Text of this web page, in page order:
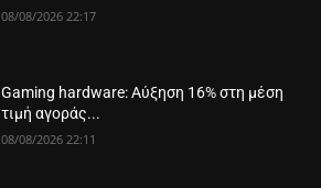
08/08/2026 22:17
Gaming hardware: Αύξηση 16% στη μέση
τιμή αγοράς...
08/08/2026 22:11